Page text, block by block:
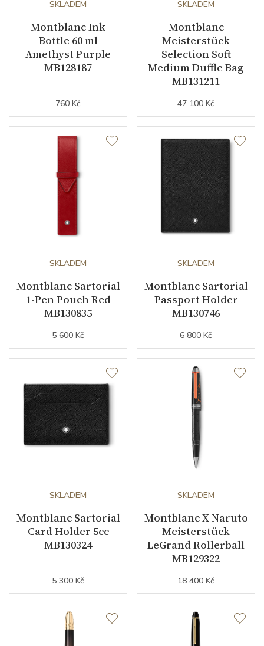
SKLADEM
Montblanc Ink
Bottle 60 ml
Amethyst Purple
MB128187
760 Kč
SKLADEM
Montblanc
Meisterstück
Selection Soft
Medium Duffle Bag
MB131211
47 100 Kč
SKLADEM
Montblanc Sartorial
1-Pen Pouch Red
MB130835
5 600 Kč
SKLADEM
Montblanc Sartorial
Passport Holder
MB130746
6 800 Kč
SKLADEM
Montblanc Sartorial
Card Holder 5cc
MB130324
5 300 Kč
SKLADEM
Montblanc X Naruto
Meisterstück
LeGrand Rollerball
MB129322
18 400 Kč